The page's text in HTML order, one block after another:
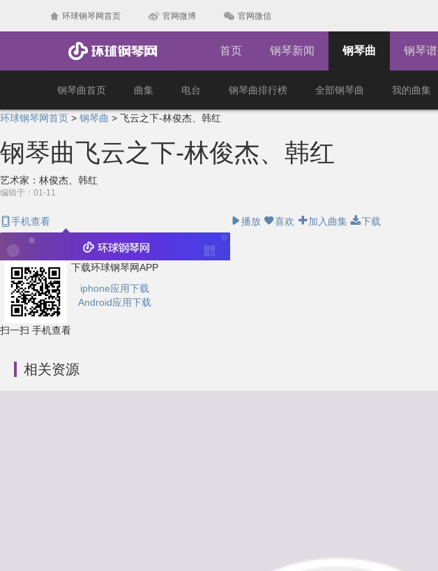
环球钢琴网首页 官网微博 官网微信
首页 钢琴新闻 钢琴曲 钢琴谱
钢琴曲首页 曲集 电台 钢琴曲排行榜 全部钢琴曲 我的曲集
环球钢琴网首页 > 钢琴曲 > 飞云之下-林俊杰、韩红
钢琴曲飞云之下-林俊杰、韩红
艺术家：林俊杰、韩红
编辑于：01-11
播放 喜欢 加入曲集
手机查看
扫一扫 手机查看
下载环球钢琴网APP
iphone应用下载
Android应用下载
下载
相关资源